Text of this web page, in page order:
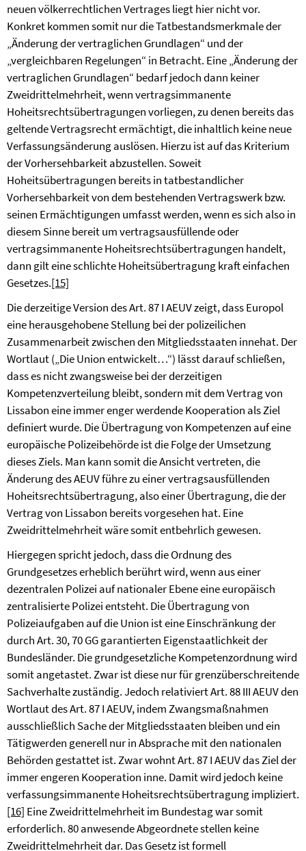
neuen völkerrechtlichen Vertrages liegt hier nicht vor.
Konkret kommen somit nur die Tatbestandsmerkmale der
„Änderung der vertraglichen Grundlagen“ und der
„vergleichbaren Regelungen“ in Betracht. Eine „Änderung der
vertraglichen Grundlagen“ bedarf jedoch dann keiner
Zweidrittelmehrheit, wenn vertragsimmanente
Hoheitsrechtsübertragungen vorliegen, zu denen bereits das
geltende Vertragsrecht ermächtigt, die inhaltlich keine neue
Verfassungsänderung auslösen. Hierzu ist auf das Kriterium
der Vorhersehbarkeit abzustellen. Soweit
Hoheitsübertragungen bereits in tatbestandlicher
Vorhersehbarkeit von dem bestehenden Vertragswerk bzw.
seinen Ermächtigungen umfasst werden, wenn es sich also in
diesem Sinne bereit um vertragsausfüllende oder
vertragsimmanente Hoheitsrechtsübertragungen handelt,
dann gilt eine schlichte Hoheitsübertragung kraft einfachen
Gesetzes.[15]
Die derzeitige Version des Art. 87 I AEUV zeigt, dass Europol
eine herausgehobene Stellung bei der polizeilichen
Zusammenarbeit zwischen den Mitgliedsstaaten innehat. Der
Wortlaut („Die Union entwickelt…“) lässt darauf schließen,
dass es nicht zwangsweise bei der derzeitigen
Kompetenzverteilung bleibt, sondern mit dem Vertrag von
Lissabon eine immer enger werdende Kooperation als Ziel
definiert wurde. Die Übertragung von Kompetenzen auf eine
europäische Polizeibehörde ist die Folge der Umsetzung
dieses Ziels. Man kann somit die Ansicht vertreten, die
Änderung des AEUV führe zu einer vertragsausfüllenden
Hoheitsrechtsübertragung, also einer Übertragung, die der
Vertrag von Lissabon bereits vorgesehen hat. Eine
Zweidrittelmehrheit wäre somit entbehrlich gewesen.
Hiergegen spricht jedoch, dass die Ordnung des
Grundgesetzes erheblich berührt wird, wenn aus einer
dezentralen Polizei auf nationaler Ebene eine europäisch
zentralisierte Polizei entsteht. Die Übertragung von
Polizeiaufgaben auf die Union ist eine Einschränkung der
durch Art. 30, 70 GG garantierten Eigenstaatlichkeit der
Bundesländer. Die grundgesetzliche Kompetenzordnung wird
somit angetastet. Zwar ist diese nur für grenzüberschreitende
Sachverhalte zuständig. Jedoch relativiert Art. 88 III AEUV den
Wortlaut des Art. 87 I AEUV, indem Zwangsmaßnahmen
ausschließlich Sache der Mitgliedsstaaten bleiben und ein
Tätigwerden generell nur in Absprache mit den nationalen
Behörden gestattet ist. Zwar wohnt Art. 87 I AEUV das Ziel der
immer engeren Kooperation inne. Damit wird jedoch keine
verfassungsimmanente Hoheitsrechtsübertragung impliziert.
[16] Eine Zweidrittelmehrheit im Bundestag war somit
erforderlich. 80 anwesende Abgeordnete stellen keine
Zweidrittelmehrheit dar. Das Gesetz ist formell